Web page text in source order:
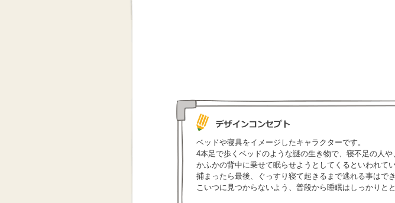
ベッドや寝具をイメージしたキャラクターです。
4本足で歩くベッドのような謎の生き物で、寝不足の人
かふかの背中に乗せて眠らせようとしてくるといわれてい
捕まったら最後、ぐっすり寝て起きるまで逃れる事はで
こいつに見つからないよう、普段から睡眠はしっかりと